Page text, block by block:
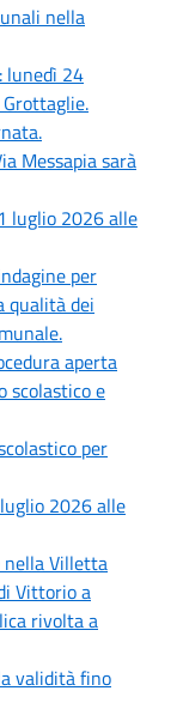
nella
lunedì 24
Messapia sarà
luglio 2026 alle
per
qualità dei
aperta
scolastico e
per
2026 alle
nella Villetta
Vittorio a
rivolta a
validità fino